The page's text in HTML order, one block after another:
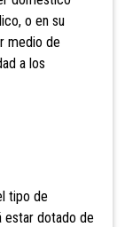
o en su
medio de
a los
tipo de
estar dotado de